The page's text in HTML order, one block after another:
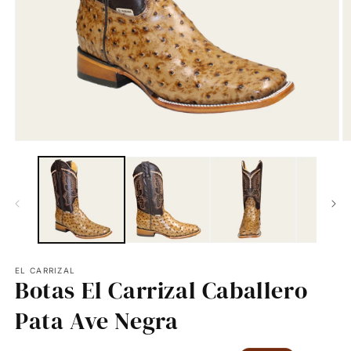
EL CARRIZAL
Botas El Carrizal Caballero
Pata Ave Negra